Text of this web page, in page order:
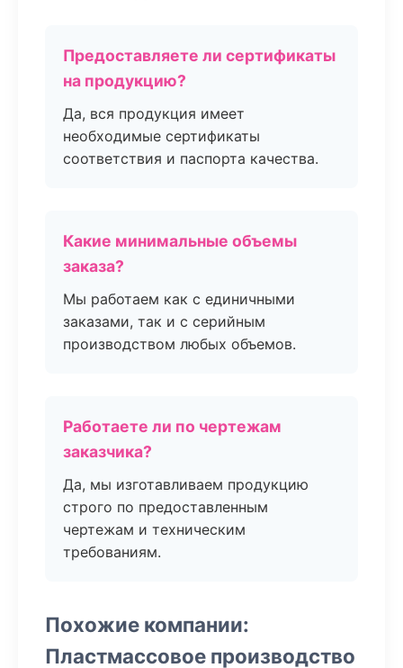
Предоставляете ли сертификаты
на продукцию?
Да, вся продукция имеет
необходимые сертификаты
соответствия и паспорта качества.
Какие минимальные объемы
заказа?
Мы работаем как с единичными
заказами, так и с серийным
производством любых объемов.
Работаете ли по чертежам
заказчика?
Да, мы изготавливаем продукцию
строго по предоставленным
чертежам и техническим
требованиям.
Похожие компании:
Пластмассовое производство